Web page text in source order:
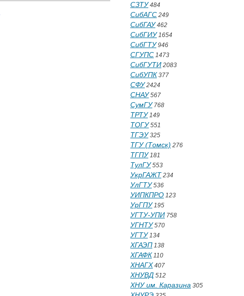
СЗТУ484
СибАГС 249
СибГАУ462
СибГИУ1654
СибГТУ946
СГУПС 1473
СибГУТИ 2083
СибУПК 377
СФУ2424
СНАУ567
СумГУ768
ТРТУ149
ТОГУ551
ТГЭУ325
ТГУ (Томск) 276
ТГПУ181
ТулГУ553
УкрГАЖТ 234
УлГТУ536
УИПКПРО 123
УрГПУ195
УГТУ-УПИ 758
УГНТУ570
УГТУ134
ХГАЭП 138
ХГАФК 110
ХНАГХ 407
ХНУВД 512
ХНУ им. Каразина 305